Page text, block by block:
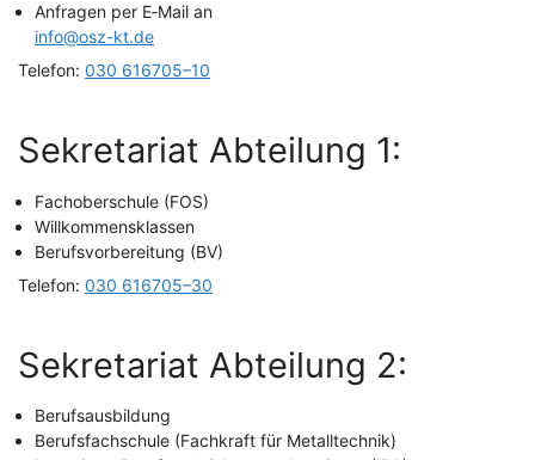
Anfra­gen per E‑Mail an
info@osz-kt.de
Tele­fon: 030 616705–10
Sekre­ta­ri­at Abtei­lung 1:
Fach­ober­schu­le (FOS)
Will­kom­mens­klas­sen
Berufs­vor­be­rei­tung (BV)
Tele­fon: 030 616705–30
Sekre­ta­ri­at Abtei­lung 2:
Berufs­aus­bil­dung
Berufs­fach­schu­le (Fach­kraft für Metalltechnik)